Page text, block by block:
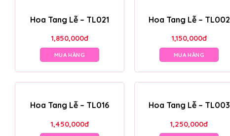
Hoa Tang Lễ – TL021
1,850,000đ
MUA HÀNG
Hoa Tang Lễ – TL002
1,150,000đ
MUA HÀNG
Hoa Tang Lễ – TL016
1,450,000đ
Hoa Tang Lễ – TL003
1,250,000đ